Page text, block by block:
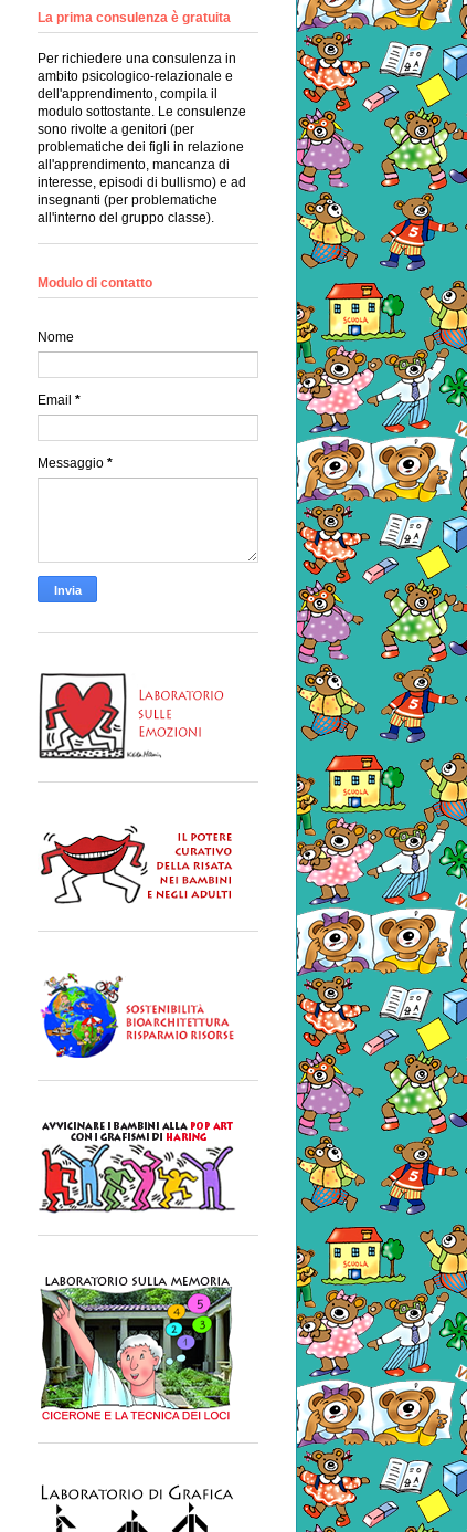
La prima consulenza è gratuita
Per richiedere una consulenza in
ambito psicologico-relazionale e
dell'apprendimento, compila il
modulo sottostante. Le consulenze
sono rivolte a genitori (per
problematiche dei figli in relazione
all'apprendimento, mancanza di
interesse, episodi di bullismo) e ad
insegnanti (per problematiche
all'interno del gruppo classe).
Modulo di contatto
Nome
Email *
Messaggio *